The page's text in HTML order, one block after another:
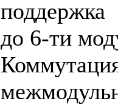
поддержка
до 6-ти